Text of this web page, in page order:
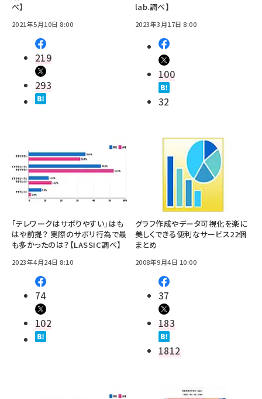
べ】
2021年5月10日 8:00
219
293
lab.調べ】
2023年3月17日 8:00
100
32
「テレワークはサボりやすい」はも
はや前提？ 実際のサボリ行為で最
も多かったのは？【LASSIC調べ】
2023年4月24日 8:10
74
102
グラフ作成やデータ可視化を楽に
美しくできる便利なサービス22個
まとめ
2008年9月4日 10:00
37
183
1812